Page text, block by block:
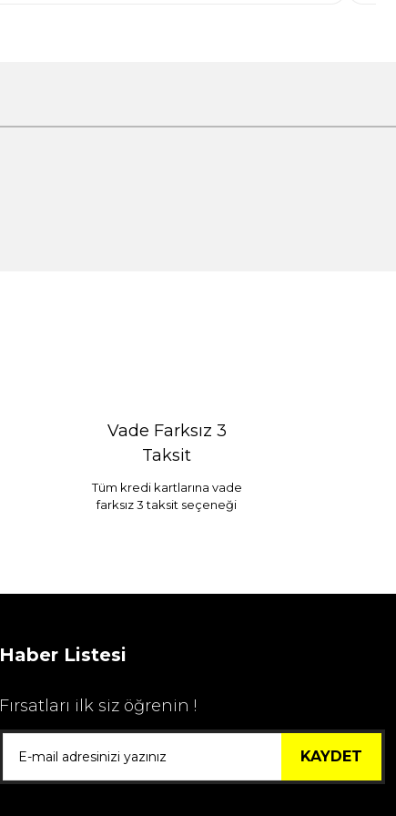
Vade Farksız 3
Taksit
Tüm kredi kartlarına vade
farksız 3 taksit seçeneği
Haber Listesi
Fırsatları ilk siz öğrenin !
KAYDET